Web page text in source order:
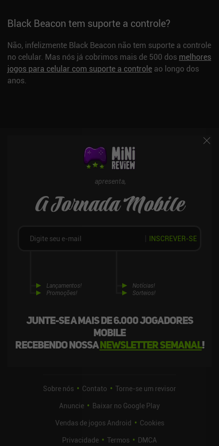
Black Beacon tem suporte a controle?
Não, infelizmente Black Beacon não tem suporte a controle
no celular. Mas nós já cobrimos mais de 500 dos melhores
jogos para celular com suporte a controle ao longo dos
anos.
apresenta,
A Jornada Mobile
Junte-se a mais de 6.000 jogadores
mobile
recebendo nossanewsletter semanal!
Lançamentos!
Promoções!
Notícias!
Sorteios!
INSCREVER-SE
Sobre nós Contato
Torne-se um revisor
Anuncie
Baixar no Google Play
Vendas de jogos Android
Cookies
Privacidade
Termos DMCA